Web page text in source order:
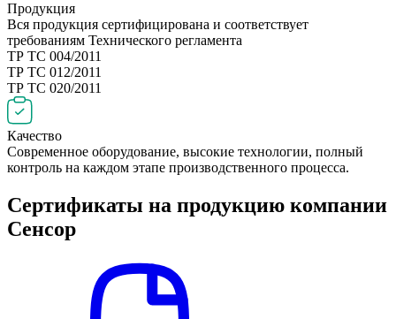
Продукция
Вся продукция сертифицирована и соответствует
требованиям Технического регламента
ТР ТС 004/2011
ТР ТС 012/2011
ТР ТС 020/2011
Качество
Современное оборудование, высокие технологии, полный
контроль на каждом этапе производственного процесса.
Сертификаты на продукцию компании
Сенсор